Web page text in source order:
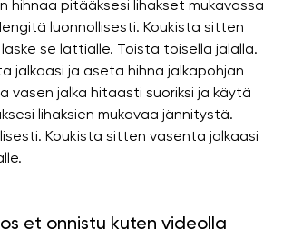
hihnaa pitääksesi lihakset mukavassa
luonnollisesti. Koukista sitten
se lattialle. Toista toisella jalalla.
jalkaasi ja aseta hihna jalkapohjan
vasen jalka hitaasti suoriksi ja käytä
lihaksien mukavaa jännitystä.
Koukista sitten vasenta jalkaasi
et onnistu kuten videolla